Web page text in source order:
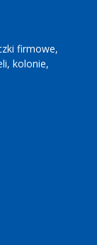
firmowe,
kolonie,